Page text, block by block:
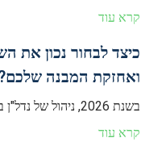
קרא עוד
כיצד לבחור נכון את
ואחזקת המבנה
בשנת 2026, ניהול של נדל"ן בישראל כבר אינו משימה
קרא עוד